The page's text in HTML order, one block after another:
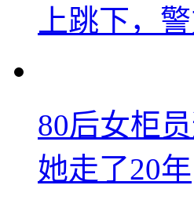
上跳下，
80后女柜
她走了20年